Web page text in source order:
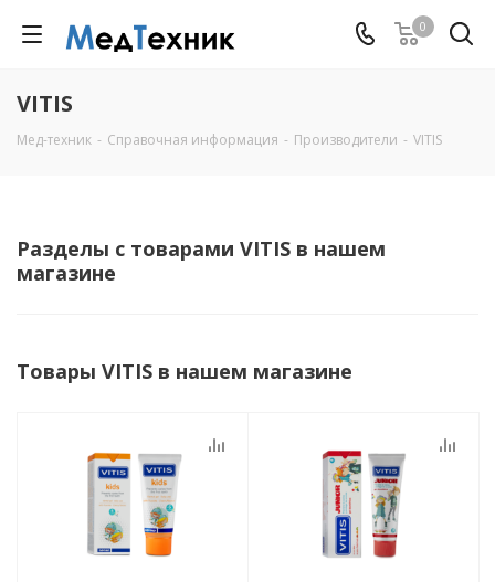
0
VITIS
Мед-техник - Справочная информация - Производители - VITIS
Разделы с товарами VITIS в нашем
магазине
Товары VITIS в нашем магазине